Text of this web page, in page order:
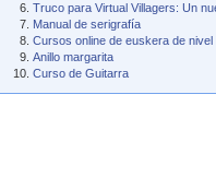
Truco para Virtual Villagers: Un
Manual de serigrafía
Cursos online de euskera de nivel
Anillo margarita
Curso de Guitarra